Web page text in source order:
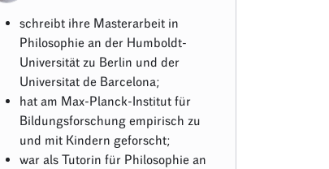
schreibt ihre Masterarbeit in
Philosophie an der Humboldt-
Universität zu Berlin und der
Universitat de Barcelona;
hat am Max-Planck-Institut für
Bildungsforschung empirisch zu
und mit Kindern geforscht;
war als Tutorin für Philosophie an